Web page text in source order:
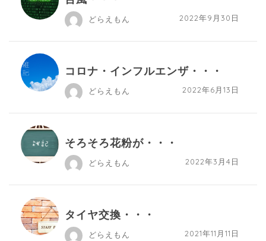
2022年9月30日
どらえもん
コロナ・インフルエンザ・・・
2022年6月13日
どらえもん
そろそろ花粉が・・・
2022年3月4日
どらえもん
タイヤ交換・・・
2021年11月11日
どらえもん